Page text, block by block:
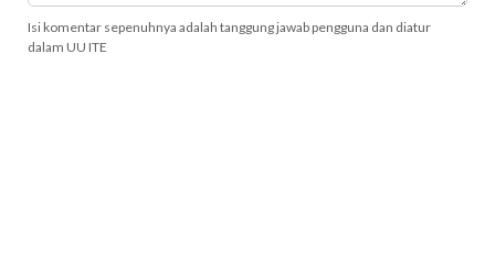
Isi komentar sepenuhnya adalah tanggung jawab pengguna dan diatur
dalam UU ITE